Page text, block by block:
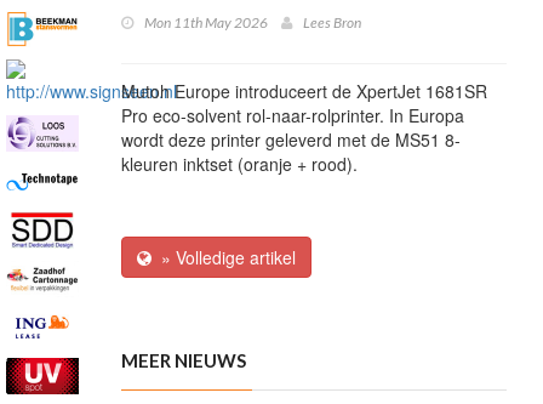
Mon 11th May 2026 Lees Bron
Mutoh Europe introduceert de XpertJet 1681SR
Pro eco-solvent rol-naar-rolprinter. In Europa
wordt deze printer geleverd met de MS51 8-
kleuren inktset (oranje + rood).
» Volledige artikel
MEER NIEUWS